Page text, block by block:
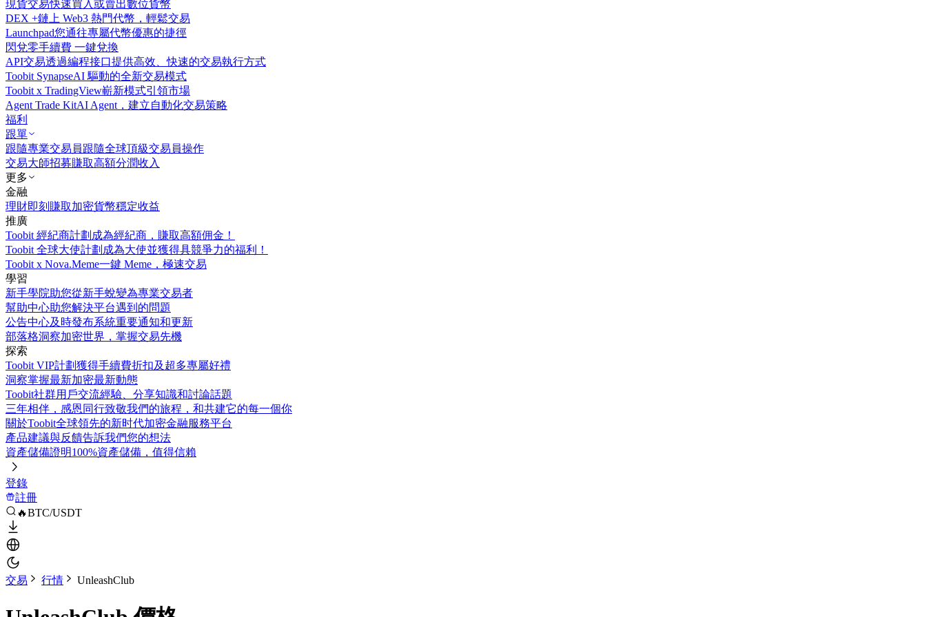
現貨交易快速買入或賣出數位貨幣
DEX +鏈上 Web3 熱門代幣，輕鬆交易
Launchpad您通往專屬代幣優惠的捷徑
閃兌零手續費 一鍵兌換
API交易透過編程接口提供高效、快速的交易執行方式
Toobit SynapseAI 驅動的全新交易模式
Toobit x TradingView嶄新模式引領市場
Agent Trade KitAI Agent，建立自動化交易策略
福利
跟單
跟隨專業交易員跟隨全球頂級交易員操作
交易大師招募賺取高額分潤收入
更多
金融
理財即刻賺取加密貨幣穩定收益
推廣
Toobit 經紀商計劃 成為經紀商，賺取高額佣金！
Toobit 全球大使計劃 成為大使並獲得具競爭力的福利！
Toobit x Nova.Meme一鍵 Meme，極速交易
學習
新手學院助您從新手蛻變為專業交易者
幫助中心助您解決平台遇到的問題
公告中心及時發布系統重要通知和更新
部落格洞察加密世界，掌握交易先機
探索
Toobit VIP計劃獲得手續費折扣及超多專屬好禮
洞察掌握最新加密最新動態
Toobit社群用戶交流經驗、分享知識和討論話題
三年相伴，感恩同行致敬我們的旅程，和共建它的每一個你
關於Toobit全球領先的新时代加密金融服務平台
產品建議與反饋告訴我們您的想法
資產儲備證明100%資產儲備，值得信賴
登錄
註冊
🔥BTC/USDT
交易 行情 UnleashClub